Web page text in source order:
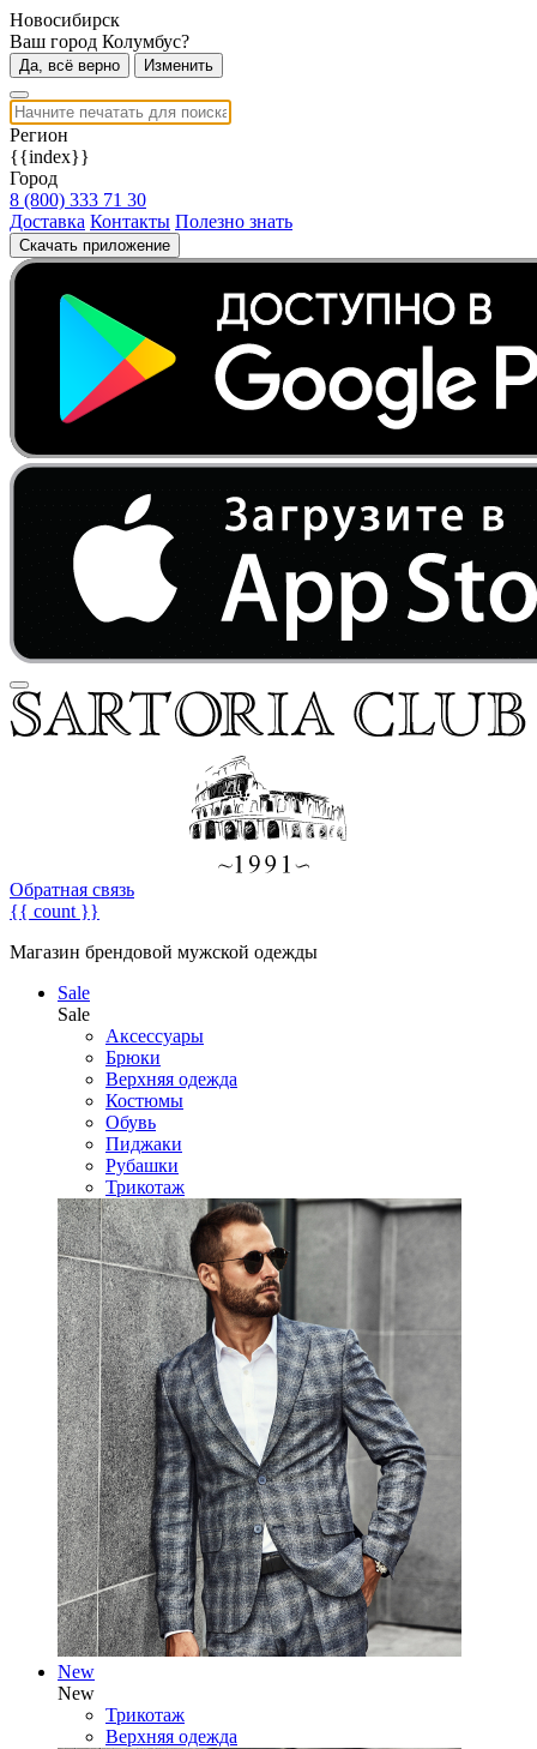
Новосибирск
Ваш город Колумбус?
Да, всё верно Изменить
Регион
{{index}}
Город
8 (800) 333 71 30
Доставка Контакты Полезно знать
Скачать приложение
Обратная связь
{{ count }}
Магазин брендовой мужской одежды
Sale
Sale
Аксессуары
Брюки
Верхняя одежда
Костюмы
Обувь
Пиджаки
Рубашки
Трикотаж
New
New
Трикотаж
Верхняя одежда